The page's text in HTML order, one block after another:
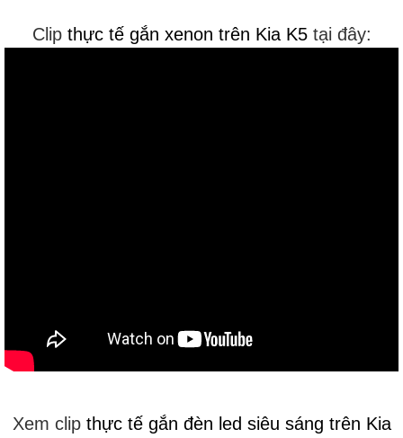
Clip thực tế gắn xenon trên Kia K5tại đây:
Xem clip thực tế gắn đèn led siêu sáng trên Kia